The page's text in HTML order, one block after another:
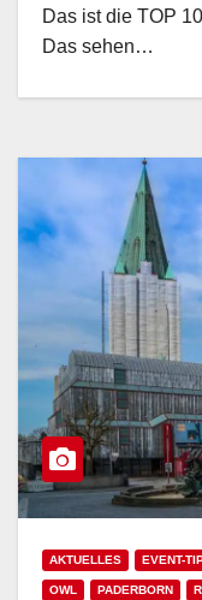
Das ist die TOP
Das sehen…
AKTUELLES EVENT-
OWL PADERBORN